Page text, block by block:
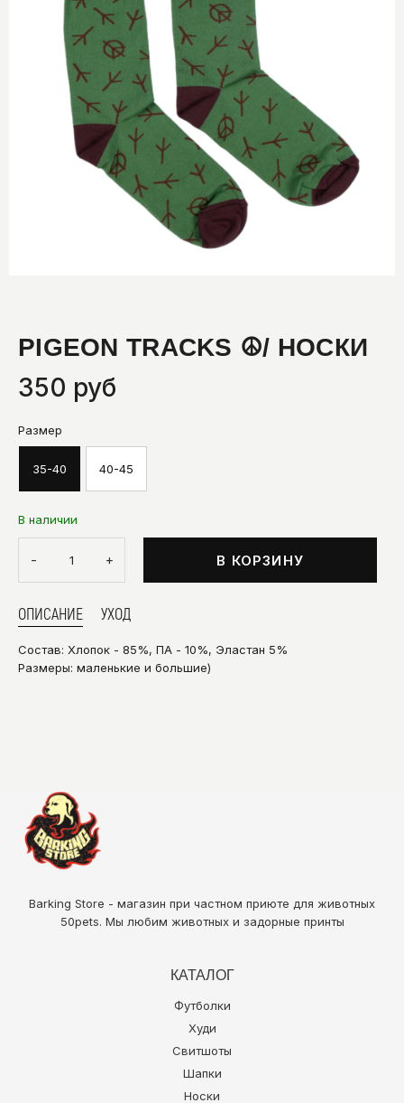
PIGEON TRACKS ☮︎/ НОСКИ
350 руб
Размер
35-40 40-45
В наличии
- + В КОРЗИНУ
ОПИСАНИЕ
Состав: Хлопок - 85%, ПА - 10%, Эластан 5%
Размеры: маленькие и большие)
УХОД
Barking Store - магазин при частном приюте для животных
50pets. Мы любим животных и задорные принты
КАТАЛОГ
Футболки
Худи
Свитшоты
Шапки
Носки